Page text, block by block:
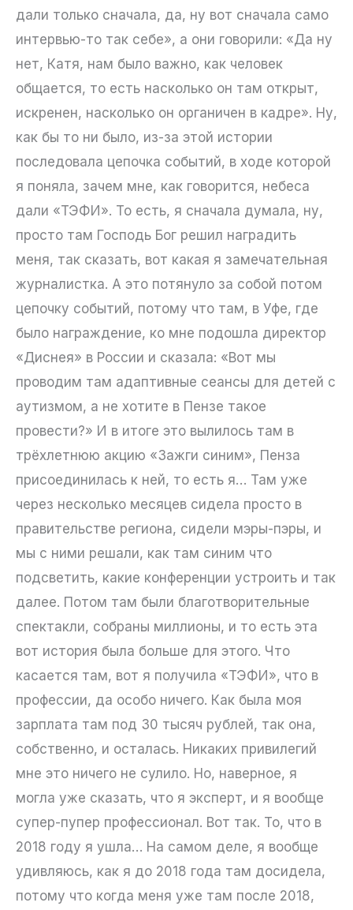
дали только сначала, да, ну вот сначала само
интервью-то так себе», а они говорили: «Да ну
нет, Катя, нам было важно, как человек
общается, то есть насколько он там открыт,
искренен, насколько он органичен в кадре». Ну,
как бы то ни было, из-за этой истории
последовала цепочка событий, в ходе которой
я поняла, зачем мне, как говорится, небеса
дали «ТЭФИ». То есть, я сначала думала, ну,
просто там Господь Бог решил наградить
меня, так сказать, вот какая я замечательная
журналистка. А это потянуло за собой потом
цепочку событий, потому что там, в Уфе, где
было награждение, ко мне подошла директор
«Диснея» в России и сказала: «Вот мы
проводим там адаптивные сеансы для детей с
аутизмом, а не хотите в Пензе такое
провести?» И в итоге это вылилось там в
трёхлетнюю акцию «Зажги синим», Пенза
присоединилась к ней, то есть я… Там уже
через несколько месяцев сидела просто в
правительстве региона, сидели мэры-пэры, и
мы с ними решали, как там синим что
подсветить, какие конференции устроить и так
далее. Потом там были благотворительные
спектакли, собраны миллионы, и то есть эта
вот история была больше для этого. Что
касается там, вот я получила «ТЭФИ», что в
профессии, да особо ничего. Как была моя
зарплата там под 30 тысяч рублей, так она,
собственно, и осталась. Никаких привилегий
мне это ничего не сулило. Но, наверное, я
могла уже сказать, что я эксперт, и я вообще
супер-пупер профессионал. Вот так. То, что в
2018 году я ушла… На самом деле, я вообще
удивляюсь, как я до 2018 года там досидела,
потому что когда меня уже там после 2018,